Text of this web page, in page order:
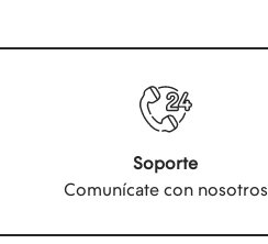
Soporte
Comunícate con nosotros